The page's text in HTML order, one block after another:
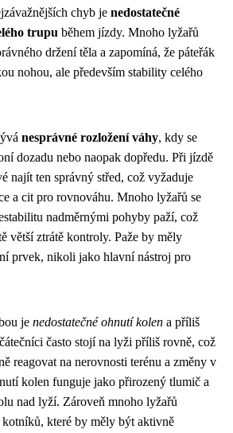
chyb je nedostatečné
trupu během jízdy. Mnoho lyžařů
držení těla a zapomíná, že páteřák
nohou, ale především stability celého
nesprávné rozložení váhy, kdy se
dozadu nebo naopak dopředu. Při jízdě
najít ten správný střed, což vyžaduje
a cit pro rovnováhu. Mnoho lyžařů se
nadměrnými pohyby paží, což
větší ztrátě kontroly. Paže by měly
prvek, nikoli jako hlavní nástroj pro
je nedostatečné ohnutí kolen a příliš
často stojí na lyži příliš rovně, což
reagovat na nerovnosti terénu a změny v
kolen funguje jako přirozený tlumič a
nad lyží. Zároveň mnoho lyžařů
které by měly být aktivně